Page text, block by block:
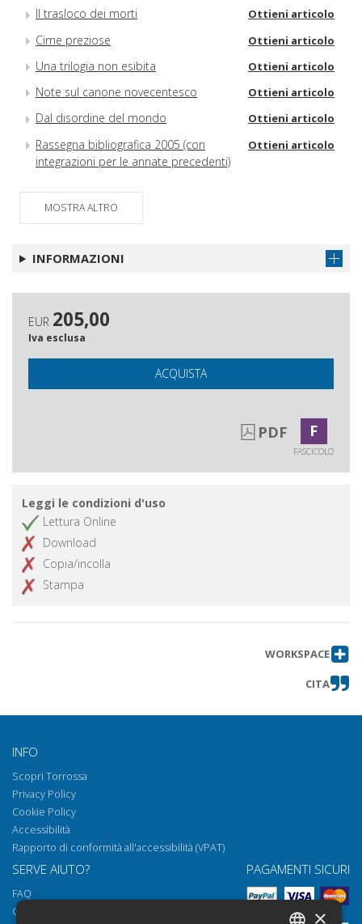
Il trasloco dei morti Ottieni articolo
Cime preziose Ottieni articolo
Una trilogia non esibita Ottieni articolo
Note sul canone novecentesco Ottieni articolo
Dal disordine del mondo Ottieni articolo
Rassegna bibliografica 2005 (con
integrazioni per le annate precedenti)
Ottieni articolo
MOSTRA ALTRO
INFORMAZIONI
EUR 205,00
Iva esclusa
ACQUISTA
PDF F
FASCICOLO
Leggi le condizioni d'uso
Lettura Online
Download
Copia/incolla
Stampa
WORKSPACE
CITA
INFO
Scopri Torrossa
Privacy Policy
Cookie Policy
Accessibilità
Rapporto di conformità all'accessibilità (VPAT)
SERVE AIUTO?
FAQ
Come aprire i nostri documenti
PAGAMENTI SICURI
×